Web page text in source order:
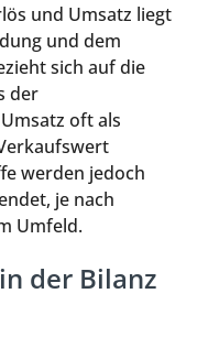
und Umsatz liegt
und dem
sich auf die
der
oft als
werden jedoch
je nach
Umfeld.
der Bilanz